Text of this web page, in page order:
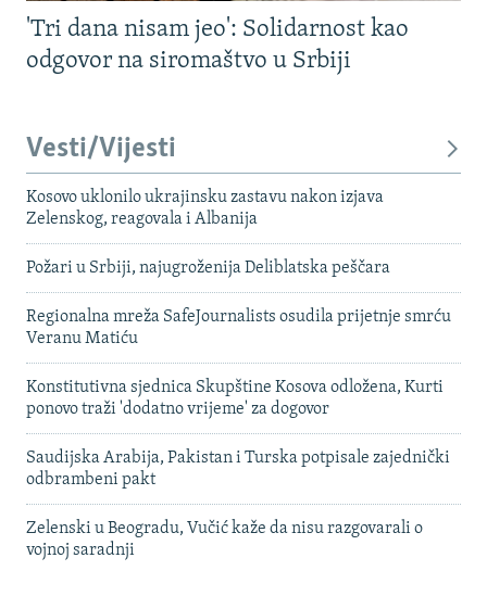
'Tri dana nisam jeo': Solidarnost kao
odgovor na siromaštvo u Srbiji
Vesti/Vijesti
Kosovo uklonilo ukrajinsku zastavu nakon izjava
Zelenskog, reagovala i Albanija
Požari u Srbiji, najugroženija Deliblatska peščara
Regionalna mreža SafeJournalists osudila prijetnje smrću
Veranu Matiću
Konstitutivna sjednica Skupštine Kosova odložena, Kurti
ponovo traži 'dodatno vrijeme' za dogovor
Saudijska Arabija, Pakistan i Turska potpisale zajednički
odbrambeni pakt
Zelenski u Beogradu, Vučić kaže da nisu razgovarali o
vojnoj saradnji